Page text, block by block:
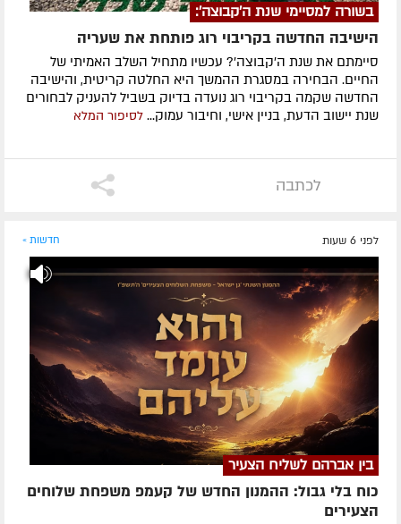
בשורה למסיימי שנת ה'קבוצה':
הישיבה החדשה בקריבוי רוג פותחת את שעריה
סיימתם את שנת ה'קבוצה'? עכשיו מתחיל השלב האמיתי של
החיים. הבחירה במסגרת ההמשך היא החלטה קריטית, והישיבה
החדשה שקמה בקריבוי רוג נועדה בדיוק בשביל להעניק לבחורים
שנת יישוב הדעת, בניין אישי, וחיבור עמוק... לסיפור המלא
לכתבה
לפני 6 שעות חדשות »
בין אברהם לשליח הצעיר
כוח בלי גבול: ההמנון החדש של קעמפ משפחת שלוחים
הצעירים